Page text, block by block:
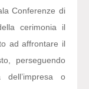
Conferenze di
cerimonia il
ad affrontare il
perseguendo
o